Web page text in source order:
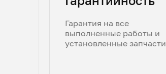
Гарантия на все
выполненные работы и
установленные запчасти